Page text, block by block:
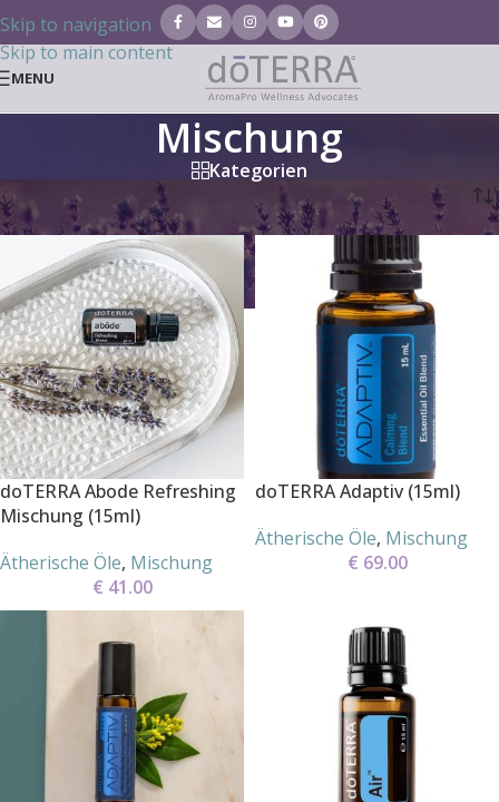
Skip to navigation
Skip to main content
MENU
Mischung
Kategorien
Startseite
Ätherische Öle Mischung
doTERRA Abode Refreshing
Mischung (15ml)
Ätherische Öle, Mischung
€ 41.00
doTERRA Adaptiv (15ml)
Ätherische Öle, Mischung
€ 69.00